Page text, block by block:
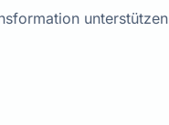
unterstützen